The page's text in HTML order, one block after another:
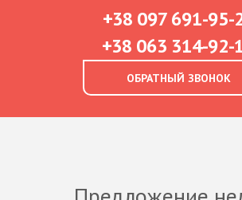
+38 097 691-95-
+38 063 314-92-
ОБРАТНЫЙ ЗВОНОК